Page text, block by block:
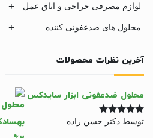
لوازم مصرفی جراحی و اتاق عمل
محلول های ضدعفونی کننده
آخرین نظرات محصولات
محلول ضدعفونی ابزار سایدکس
نمره5از 5
توسط دکتر حسن زاده